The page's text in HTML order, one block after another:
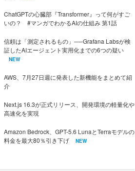
ChatGPTの心臓部『Transformer』って何がすご
いの？ #マンガでわかるAIの仕組み 第1話
信頼は「測定されるもの」──Grafana Labsが検
証したAIエージェント実用化までの6つの疑い
NEW
AWS、7月27日週に発表した新機能をまとめて紹
介
Next.js 16.3が正式リリース、開発環境の軽量化や
高速化を実現
Amazon Bedrock、GPT-5.6 LunaとTerraモデルの
料金を最大80％引き下げ
NEW